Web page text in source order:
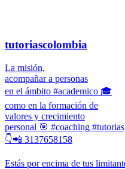
tutoriascolombia
La misión,
acompañar a personas
en el ámbito #academico 🎓
como en la formación de
valores y crecimiento
personal 🎯 #coaching #tutorias
👇📲 3137658158
Estás por encima de tus